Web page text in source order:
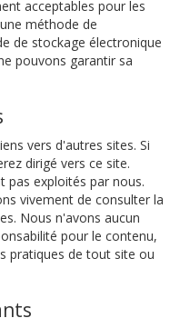
acceptables pour les
méthode de
de stockage électronique
pouvons garantir sa
vers d'autres sites. Si
dirigé vers ce site.
pas exploités par nous.
vivement de consulter la
Nous n'avons aucun
pour le contenu,
pratiques de tout site ou